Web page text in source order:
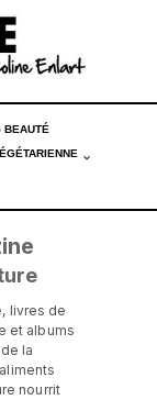
BEAUTÉ
livres de
et albums
la
nourrit